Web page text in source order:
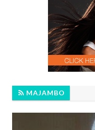
MAJAMBO